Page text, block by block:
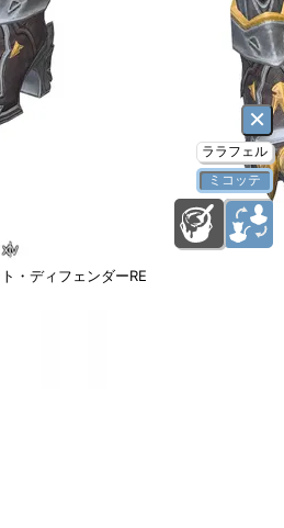
・ディフェンダーRE
×
ララフェル
ミコッテ